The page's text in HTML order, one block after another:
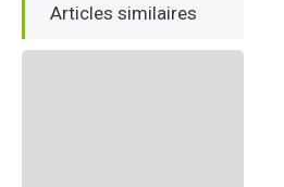
Articles similaires